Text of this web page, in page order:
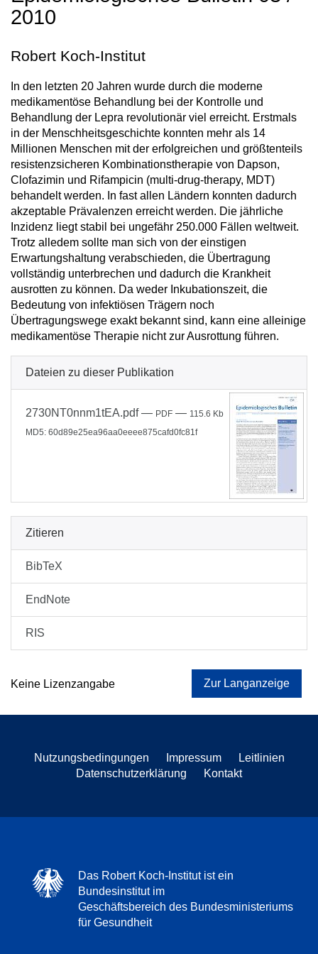
2010
Robert Koch-Institut
In den letzten 20 Jahren wurde durch die moderne
medikamentöse Behandlung bei der Kontrolle und
Behandlung der Lepra revolutionär viel erreicht. Erstmals
in der Menschheitsgeschichte konnten mehr als 14
Millionen Menschen mit der erfolgreichen und größtenteils
resistenzsicheren Kombinationstherapie von Dapson,
Clofazimin und Rifampicin (multi-drug-therapy, MDT)
behandelt werden. In fast allen Ländern konnten dadurch
akzeptable Prävalenzen erreicht werden. Die jährliche
Inzidenz liegt stabil bei ungefähr 250.000 Fällen weltweit.
Trotz alledem sollte man sich von der einstigen
Erwartungshaltung verabschieden, die Übertragung
vollständig unterbrechen und dadurch die Krankheit
ausrotten zu können. Da weder Inkubationszeit, die
Bedeutung von infektiösen Trägern noch
Übertragungswege exakt bekannt sind, kann eine alleinige
medikamentöse Therapie nicht zur Ausrottung führen.
Dateien zu dieser Publikation
2730NT0nnm1tEA.pdf— PDF — 115.6 Kb
MD5: 60d89e25ea96aa0eeee875cafd0fc81f
Zitieren
BibTeX
EndNote
RIS
Keine Lizenzangabe Zur Langanzeige
Nutzungsbedingungen Impressum
Leitlinien
Datenschutzerklärung
Kontakt
Das Robert Koch-Institut ist ein
Bundesinstitut im
Geschäftsbereich des Bundesministeriums
für Gesundheit